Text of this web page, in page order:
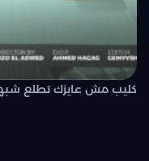
كليب مش عايزك تطلع